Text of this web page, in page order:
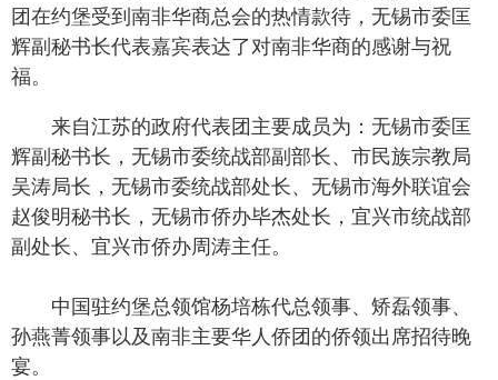
团在约堡受到南非华商总会的热情款待，无锡市委匡
辉副秘书长代表嘉宾表达了对南非华商的感谢与祝
福。
来自江苏的政府代表团主要成员为：无锡市委匡
辉副秘书长，无锡市委统战部副部长、市民族宗教局
吴涛局长，无锡市委统战部处长、无锡市海外联谊会
赵俊明秘书长，无锡市侨办毕杰处长，宜兴市统战部
副处长、宜兴市侨办周涛主任。
中国驻约堡总领馆杨培栋代总领事、矫磊领事、
孙燕菁领事以及南非主要华人侨团的侨领出席招待晚
宴。